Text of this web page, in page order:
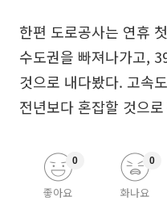
한편 도로공사는 연휴
수도권을 빠져나가고,
것으로 내다봤다. 고속
전년보다 혼잡할 것으
좋아요
0
화나요
0